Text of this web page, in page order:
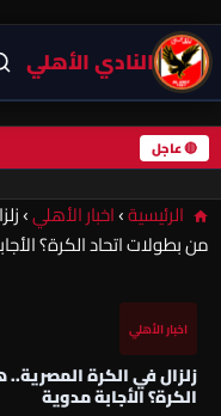
النادي الأهلي
🔴 عاجل
الرئيسية›اخبار الأهلي›
من بطولات اتحاد الكرة؟
اخبار الأهلي
زلزال في الكرة
الكرة؟ الأجابة مدوية